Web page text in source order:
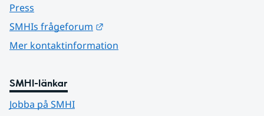
Press
SMHIs frågeforum
Mer kontaktinformation
SMHI-länkar
Jobba på SMHI